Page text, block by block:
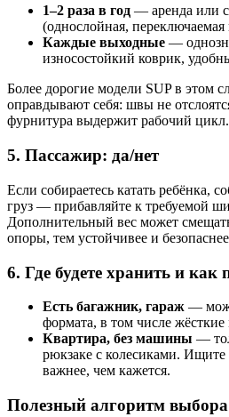
1–2 раза в год — аренда или
(однослойная, переключаемая
Каждые выходные —
износостойкий коврик,
Более дорогие модели SUP в этом
оправдывают себя: швы не
фурнитура выдержит рабочий цикл.
5. Пассажир: да/нет
Если собираетесь катать ребёнка,
груз — прибавляйте к требуемой
Дополнительный вес может
опоры, тем устойчивее и
6. Где будете хранить и как
Есть багажник, гараж —
формата, в том числе жёсткие
Квартира, без машины —
рюкзаке с колесиками.
важнее, чем кажется.
Полезный алгоритм выбора